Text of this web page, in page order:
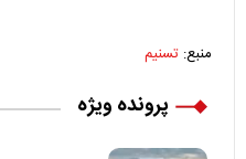
منبع: تسنیم
پرونده ویژه